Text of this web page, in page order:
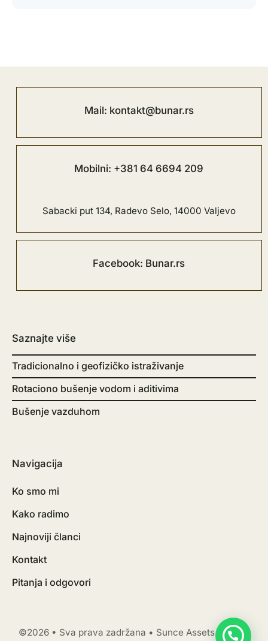
Mail: kontakt@bunar.rs
Mobilni: +381 64 6694 209
Sabacki put 134, Radevo Selo, 14000 Valjevo
Facebook: Bunar.rs
Saznajte više
Tradicionalno i geofizičko istraživanje
Rotaciono bušenje vodom i aditivima
Bušenje vazduhom
Navigacija
Ko smo mi
Kako radimo
Najnoviji članci
Kontakt
Pitanja i odgovori
©2026 • Sva prava zadržana • Sunce Assets Holding